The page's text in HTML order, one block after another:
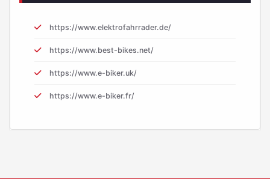
https://www.elektrofahrrader.de/
https://www.best-bikes.net/
https://www.e-biker.uk/
https://www.e-biker.fr/